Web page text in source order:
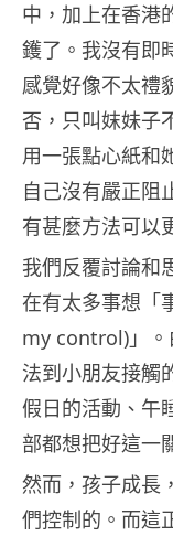
中，加上在香港
鑊了。我沒有即
感覺好像不太禮
否，只叫妺妹子
用一張點心紙和
自己沒有嚴正阻
有甚麼方法可以
我們反覆討論和
在有太多事想「
my control)」。
法到小朋友接觸
假日的活動、午
部都想把好這一
然而，孩子成長
們控制的。而這